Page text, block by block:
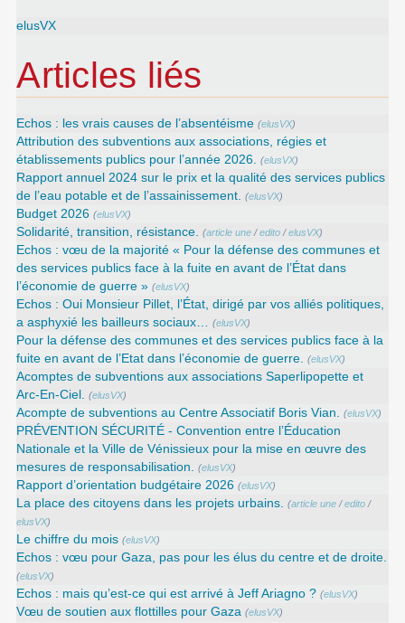
elusVX
Articles liés
Echos : les vrais causes de l’absentéisme (elusVX)
Attribution des subventions aux associations, régies et
établissements publics pour l’année 2026. (elusVX)
Rapport annuel 2024 sur le prix et la qualité des services publics
de l’eau potable et de l’assainissement. (elusVX)
Budget 2026 (elusVX)
Solidarité, transition, résistance. (article une/edito/elusVX)
Echos : vœu de la majorité « Pour la défense des communes et
des services publics face à la fuite en avant de l’État dans
l’économie de guerre » (elusVX)
Echos : Oui Monsieur Pillet, l’État, dirigé par vos alliés politiques,
a asphyxié les bailleurs sociaux… (elusVX)
Pour la défense des communes et des services publics face à la
fuite en avant de l’Etat dans l’économie de guerre. (elusVX)
Acomptes de subventions aux associations Saperlipopette et
Arc-En-Ciel. (elusVX)
Acompte de subventions au Centre Associatif Boris Vian. (elusVX)
PRÉVENTION SÉCURITÉ - Convention entre l’Éducation
Nationale et la Ville de Vénissieux pour la mise en œuvre des
mesures de responsabilisation. (elusVX)
Rapport d’orientation budgétaire 2026 (elusVX)
La place des citoyens dans les projets urbains. (article une/edito/
elusVX)
Le chiffre du mois (elusVX)
Echos : vœu pour Gaza, pas pour les élus du centre et de droite.
(elusVX)
Echos : mais qu’est-ce qui est arrivé à Jeff Ariagno ? (elusVX)
Vœu de soutien aux flottilles pour Gaza (elusVX)